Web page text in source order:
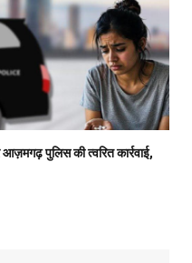
पुलिस की त्वरित कार्रवाई,